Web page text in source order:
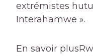
extrémistes
Interahamwe ».
En savoir plus